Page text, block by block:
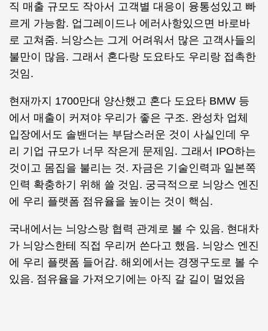
직 매출 규모도 작아서 고객별 대응이 융통성있고 빠
르게 가능함. 업그레이드나 에러사항있으면 바로바
로 고쳐줌. 늬앙스는 그게 어려워서 많은 고객사들의
불만이 많음. 그래서 혼다랑 도요타도 우리랑 접촉한
것임.
현재까지 1700만대 양산했고 혼다 도요타 BMW 등
에서 매출이 커져야 우리가 좋은 구조. 완성차 업체
입장에서도 솔밴더는 부담스러운 것이 사실인데 우
리 기업 규모가 너무 작은게 문제임. 그래서 IPO하는
것이고 몸집을 불리는 것. 자금은 기술인력과 일본쪽
인력 확충하기 위해 쓸 것임. 궁극적으로 늬앙스 엔진
에 우리 플랫폼 점유율을 높이는 것이 핵심.
국내에서는 늬앙스랑 협력 관계로 볼 수 있음. 현대차
가 늬앙스한테 직접 우리꺼 쓴다고 했음. 늬앙스 엔진
에 우리 플랫폼 들어감. 해외에서는 경쟁구도로 볼 수
있음. 점유율을 가져오기에는 아직 갈 길이 멀었음